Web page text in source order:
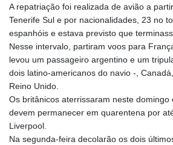
A repatriação foi realizada de avião a
Tenerife Sul e por nacionalidades, 23 no
espanhóis e estava previsto que
Nesse intervalo, partiram voos para
levou um passageiro argentino e um
dois latino-americanos do navio -,
Reino Unido.
Os britânicos aterrissaram neste domingo
devem permanecer em quarentena por
Liverpool.
Na segunda-feira decolarão os dois